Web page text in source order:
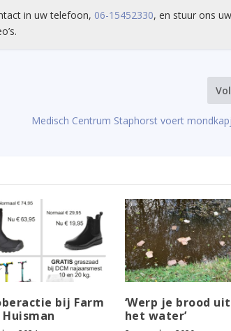
in uw telefoon, 06-15452330, en stuur ons
Medisch Centrum Staphorst voert
bij Farm
Huisman
‘Werp je brood
het water’